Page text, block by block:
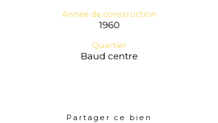
Année de construction
1960
Quartier
Baud centre
Partager ce bien